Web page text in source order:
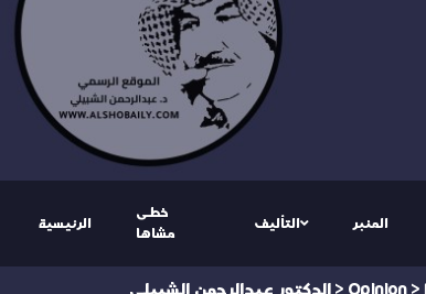
الرئيسية
خطى
مشاها
التأليف المنبر
الدكتور عبدالرحمن الشبيلي > Opinion >